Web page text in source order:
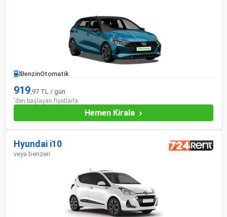
BenzinOtomatik
919,97 TL / gün
'den başlayan fiyatlarla
Hemen Kirala
Hyundai i10
veya benzeri